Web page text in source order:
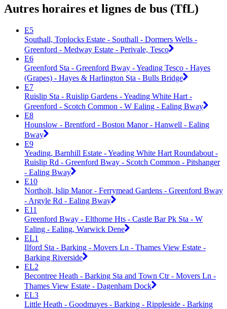
Autres horaires et lignes de bus (TfL)
E5
Southall, Toplocks Estate - Southall - Dormers Wells -
Greenford - Medway Estate - Perivale, Tesco
E6
Greenford Sta - Greenford Bway - Yeading Tesco - Hayes
(Grapes) - Hayes & Harlington Sta - Bulls Bridge
E7
Ruislip Sta - Ruislip Gardens - Yeading White Hart -
Greenford - Scotch Common - W Ealing - Ealing Bway
E8
Hounslow - Brentford - Boston Manor - Hanwell - Ealing
Bway
E9
Yeading, Barnhill Estate - Yeading White Hart Roundabout -
Ruislip Rd - Greenford Bway - Scotch Common - Pitshanger
- Ealing Bway
E10
Northolt, Islip Manor - Ferrymead Gardens - Greenford Bway
- Argyle Rd - Ealing Bway
E11
Greenford Bway - Elthorne Hts - Castle Bar Pk Sta - W
Ealing - Ealing, Warwick Dene
EL1
Ilford Sta - Barking - Movers Ln - Thames View Estate -
Barking Riverside
EL2
Becontree Heath - Barking Sta and Town Ctr - Movers Ln -
Thames View Estate - Dagenham Dock
EL3
Little Heath - Goodmayes - Barking - Rippleside - Barking